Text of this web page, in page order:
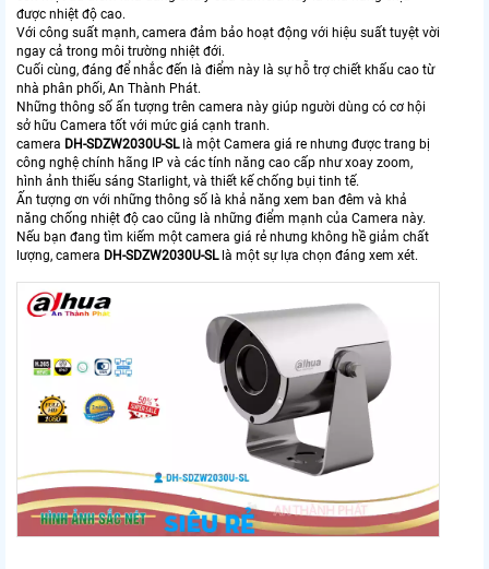
được nhiệt độ cao.
Với công suất mạnh, camera đảm bảo hoạt động với hiệu suất tuyệt vời
ngay cả trong môi trường nhiệt đới.
Cuối cùng, đáng để nhắc đến là điểm này là sự hỗ trợ chiết khấu cao từ
nhà phân phối, An Thành Phát.
Những thông số ấn tượng trên camera này giúp người dùng có cơ hội
sở hữu Camera tốt với mức giá cạnh tranh.
camera DH-SDZW2030U-SLlà một Camera giá re nhưng được trang bị
công nghệ chính hãng IP và các tính năng cao cấp như xoay zoom,
hình ảnh thiếu sáng Starlight, và thiết kế chống bụi tinh tế.
Ấn tượng ơn với những thông số là khả năng xem ban đêm và khả
năng chống nhiệt độ cao cũng là những điểm mạnh của Camera này.
Nếu bạn đang tìm kiếm một camera giá rẻ nhưng không hề giảm chất
lượng, camera DH-SDZW2030U-SLlà một sự lựa chọn đáng xem xét.